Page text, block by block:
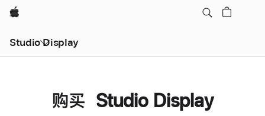
Apple
Studio Display
购买 Studio Display